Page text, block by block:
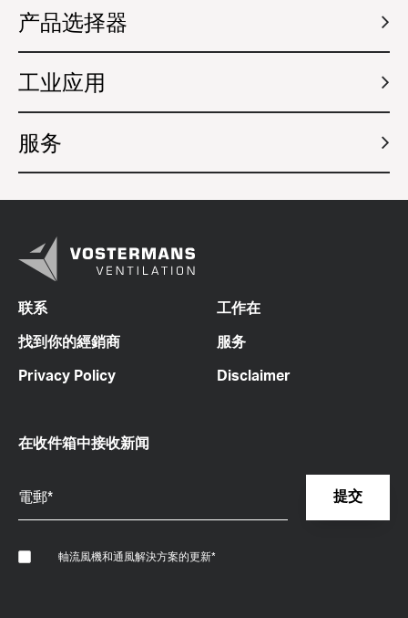
产品选择器
工业应用
服务
联系
工作在
找到你的經銷商
服务
Privacy Policy
Disclaimer
在收件箱中接收新闻
軸流風機和通風解決方案的更新*